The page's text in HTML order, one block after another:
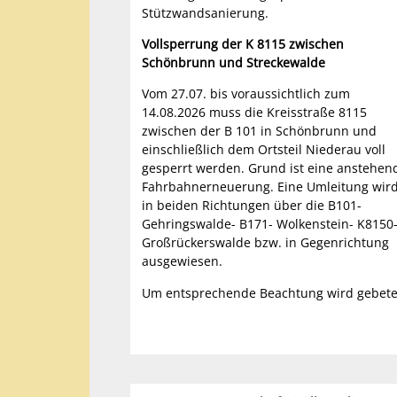
Stützwandsanierung.
Vollsperrung der K 8115 zwischen
Schönbrunn und Streckewalde
Vom 27.07. bis voraussichtlich zum
14.08.2026 muss die Kreisstraße 8115
zwischen der B 101 in Schönbrunn und
einschließlich dem Ortsteil Niederau voll
gesperrt werden. Grund ist eine
Fahrbahnerneuerung. Eine Umleitung wird
in beiden Richtungen über die B101-
Gehringswalde- B171- Wolkenstein- K8150-
Großrückerswalde bzw. in Gegenrichtung
ausgewiesen.
Um entsprechende Beachtung wird